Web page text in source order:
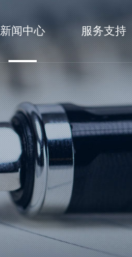
新闻中心 服务支持